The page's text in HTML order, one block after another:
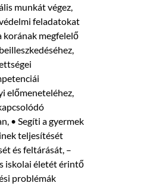
munkát végez,
feladatokat
korának megfelelő
előmeneteléhez,
• Segíti a gyermek
teljesítését
és feltárását, –
iskolai életét érintő
problémák